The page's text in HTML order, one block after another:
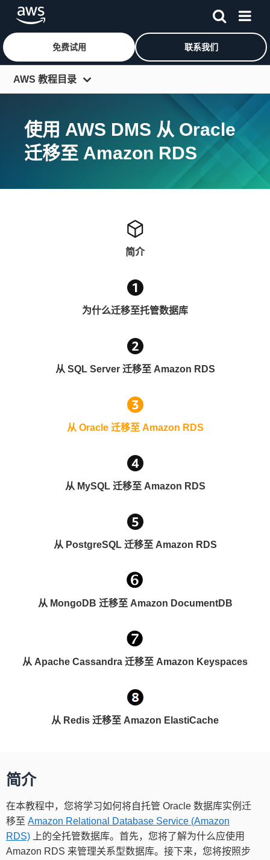
跳至主要内容
免费试用 联系我们
AWS 教程目录
开发人员中心
IT 专家中心
使用 AWS DMS 从 Oracle
迁移至 Amazon RDS
简介
为什么迁移至托管数据库
从 SQL Server 迁移至 Amazon RDS
从 Oracle 迁移至 Amazon RDS
从 MySQL 迁移至 Amazon RDS
从 PostgreSQL 迁移至 Amazon RDS
从 MongoDB 迁移至 Amazon DocumentDB
从 Apache Cassandra 迁移至 Amazon Keyspaces
从 Redis 迁移至 Amazon ElastiCache
简介
在本教程中，您将学习如何将自托管 Oracle 数据库实例迁
移至 Amazon Relational Database Service (Amazon
RDS) 上的全托管数据库。首先，您将了解为什么应使用
Amazon RDS 来管理关系型数据库。接下来，您将按照步